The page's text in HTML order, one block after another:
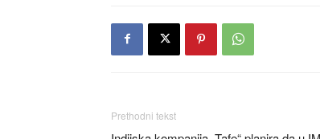
Prethodni tekst